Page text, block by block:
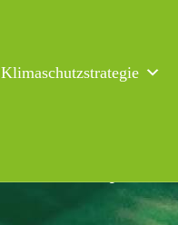
Klimaschutzstrategie